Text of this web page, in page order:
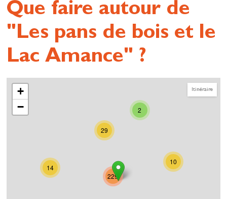
Que faire autour de
"Les pans de bois et le
Lac Amance" ?
Itinéraire
2
14
10
29
229
+
−